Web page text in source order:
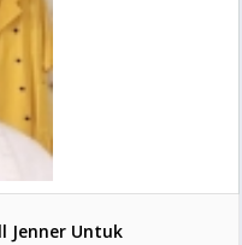
Jenner Untuk